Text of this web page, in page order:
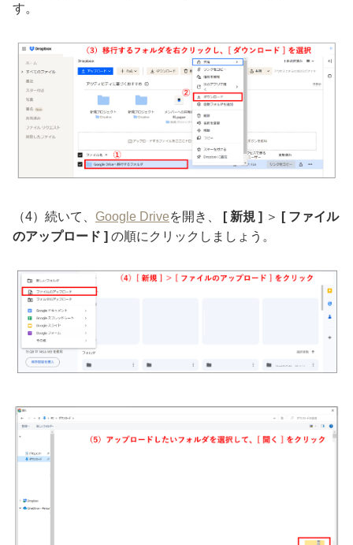
す。
（4）続いて、 Google Driveを開き、 [ 新規 ] ＞
[ ファイル
のアップロード ] の順にクリックしましょう。